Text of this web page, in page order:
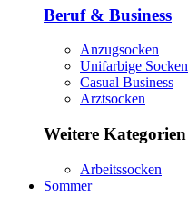
Beruf & Business
Anzugsocken
Unifarbige Socken
Casual Business
Arztsocken
Weitere Kategorien
Arbeitssocken
Sommer